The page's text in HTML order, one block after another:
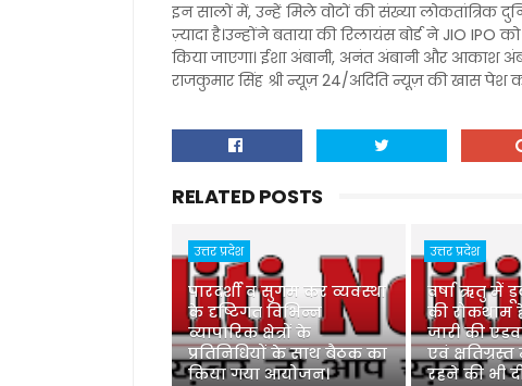
इन सालों में, उन्हें मिले वोटों की संख्या लोकतांत्रिक
ज़्यादा है।उन्होंने बताया की रिलायंस बोर्ड ने JIO IPO
किया जाएगा। ईशा अंबानी, अनंत अंबानी और आकाश
राजकुमार सिंह श्री न्यूज़ 24/अदिति न्यूज़ की खास पेश
RELATED POSTS
उत्तर प्रदेश
पारदर्शी व सुगम कर व्यवस्था
के दृष्टिगत विभिन्न
व्यापारिक क्षेत्रों के
प्रतिनिधियों के साथ बैठक का
किया गया आयोजन।
उत्तर प्रदेश
वर्षा ऋतु में
की रोकथाम
जारी की
एवं
रहने की भी